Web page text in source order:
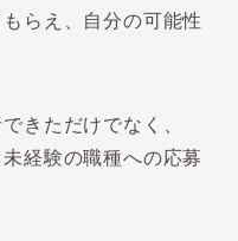
らえ、自分の可能性
きただけでなく、
経験の職種への応募